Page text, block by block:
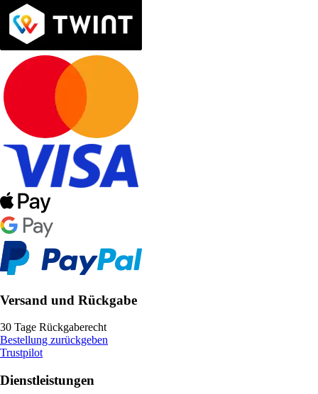
Versand und Rückgabe
30 Tage Rückgaberecht
Bestellung zurückgeben
Trustpilot
Dienstleistungen